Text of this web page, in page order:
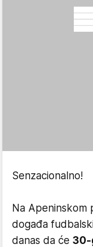
Senzacionalno!
Na Apeninskom
događa
danas da će 30-